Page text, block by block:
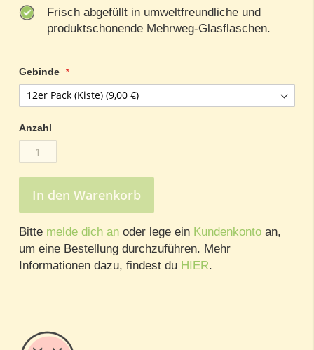
Frisch abgefüllt in umweltfreundliche und
produktschonende Mehrweg-Glasflaschen.
Gebinde
Anzahl
In den Warenkorb
Bitte melde dich an oder lege ein Kundenkonto an,
um eine Bestellung durchzuführen. Mehr
Informationen dazu, findest du HIER.